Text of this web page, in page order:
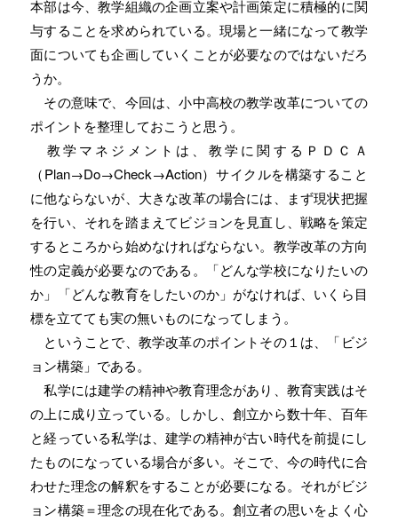
本部は今、教学組織の企画立案や計画策定に積極的に関
与することを求められている。現場と一緒になって教学
面についても企画していくことが必要なのではないだろ
うか。
その意味で、今回は、小中高校の教学改革についての
ポイントを整理しておこうと思う。
教学マネジメントは、教学に関するＰＤＣＡ
（Plan→Do→Check→Action）サイクルを構築すること
に他ならないが、大きな改革の場合には、まず現状把握
を行い、それを踏まえてビジョンを見直し、戦略を策定
するところから始めなければならない。教学改革の方向
性の定義が必要なのである。「どんな学校になりたいの
か」「どんな教育をしたいのか」がなければ、いくら目
標を立てても実の無いものになってしまう。
ということで、教学改革のポイントその１は、「ビジ
ョン構築」である。
私学には建学の精神や教育理念があり、教育実践はそ
の上に成り立っている。しかし、創立から数十年、百年
と経っている私学は、建学の精神が古い時代を前提にし
たものになっている場合が多い。そこで、今の時代に合
わせた理念の解釈をすることが必要になる。それがビジ
ョン構築＝理念の現在化である。創立者の思いをよく心